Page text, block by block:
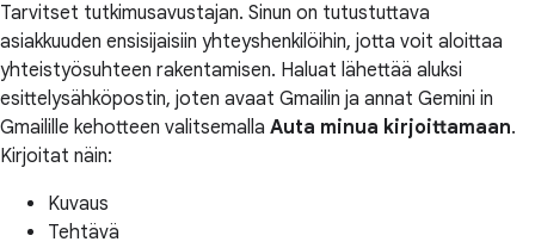
Tarvitset tutkimusavustajan. Sinun on tutustuttava
asiakkuuden ensisijaisiin yhteyshenkilöihin, jotta voit aloittaa
yhteistyösuhteen rakentamisen. Haluat lähettää aluksi
esittelysähköpostin, joten avaat Gmailin ja annat Gemini in
Gmailille kehotteen valitsemalla Auta minua kirjoittamaan.
Kirjoitat näin:
Kuvaus
Tehtävä